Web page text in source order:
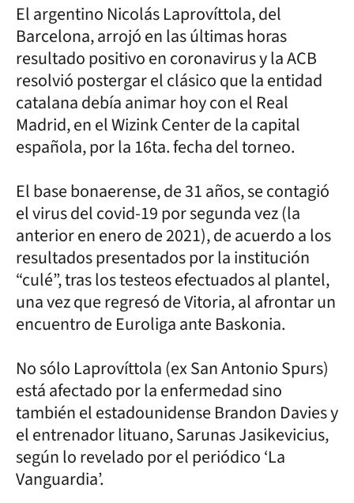
El argentino Nicolás Laprovíttola, del
Barcelona, arrojó en las últimas horas
resultado positivo en coronavirus y la ACB
resolvió postergar el clásico que la entidad
catalana debía animar hoy con el Real
Madrid, en el Wizink Center de la capital
española, por la 16ta. fecha del torneo.
El base bonaerense, de 31 años, se contagió
el virus del covid-19 por segunda vez (la
anterior en enero de 2021), de acuerdo a los
resultados presentados por la institución
“culé”, tras los testeos efectuados al plantel,
una vez que regresó de Vitoria, al afrontar un
encuentro de Euroliga ante Baskonia.
No sólo Laprovíttola (ex San Antonio Spurs)
está afectado por la enfermedad sino
también el estadounidense Brandon Davies y
el entrenador lituano, Sarunas Jasikevicius,
según lo revelado por el periódico ‘La
Vanguardia’.